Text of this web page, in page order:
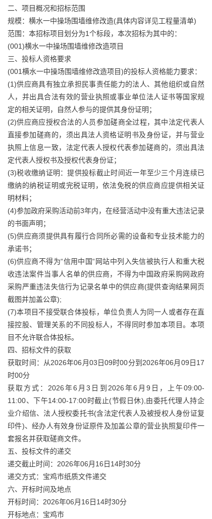
二、项目概况和招标范围
规模：横水一中操场围墙维修改造(具体内容详见工程量清单)
范围：本招标项目划分为1个标段，本次招标为其中的：
(001)横水一中操场围墙维修改造项目
三、投标人资格要求
(001横水一中操场围墙维修改造项目)的投标人资格能力要求：
(1)供应商具有独立承担民事责任能力的法人、其他组织或自然
人，并出具合法有效的营业执照或事业单位法人证书等国家规
定的相关证明，自然人参与的提供其身份证明；
(2)供应商应授权合法的人员参加磋商全过程，其中法定代表人
直接参加磋商的，须出具法人资格证明书及身份证，并与营业
执照上信息一致，法定代表人授权代表参加磋商的，须出具法
定代表人授权书及授权代表身份证；
(3)税收缴纳证明：提供投标截止时间近一年至少三个月连续已
缴纳的纳税证明或完税证明，依法免税的供应商应提供相关证
明材料；
(4)参加政府采购活动前3年内，在经营活动中没有重大违法记录
的书面声明；
(5)供应商须提供具有履行合同所必需的设备和专业技术能力的
承诺书；
(6)供应商不得为“信用中国“网站中列入失信被执行人和重大税
收违法案件当事人名单的供应商，不得为中国政府采购网政府
采购严重违法失信行为记录名单中的供应商(提供查询结果网页
截图并加盖公章);
(7)本项目不接受联合体投标，单位负责人为同一人或者存在直
接控股、管理关系的不同投标人，不得同时参加本项目。本项
目不允许联合体投标。
四、招标文件的获取
获取时间：从2026年06月03日09时00分到2026年06月09日17
时00分
获取方式：2026年6月3日到2026年6月9日，上午09:00-
11:00、下午14:00-17:00时截止(节假日休),由委托代理人持企
业介绍信、法人授权委托书(含法定代表人及被授权人身份证复
印件)、经办人有效身份证原件及加盖公章的营业执照复印件一
套报名并获取磋商文件。
五、投标文件的递交
递交截止时间：2026年06月16日14时30分
递交方式：宝鸡市纸质文件递交
六、开标时间及地点
开标时间：2026年06月16日14时30分
开标地点：宝鸡市